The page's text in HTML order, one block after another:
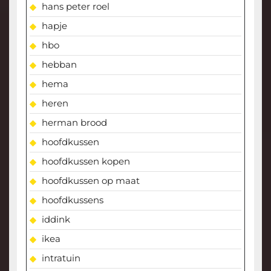
hans peter roel
hapje
hbo
hebban
hema
heren
herman brood
hoofdkussen
hoofdkussen kopen
hoofdkussen op maat
hoofdkussens
iddink
ikea
intratuin